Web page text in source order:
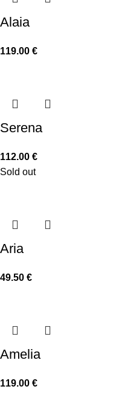
Alaia
119.00 €
Serena
112.00 €
Sold out
Aria
49.50 €
Amelia
119.00 €